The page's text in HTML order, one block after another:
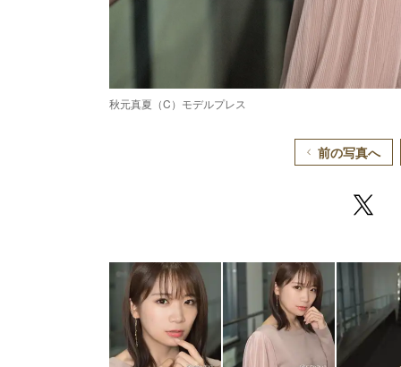
秋元真夏（C）モデルプレス
前の写真へ